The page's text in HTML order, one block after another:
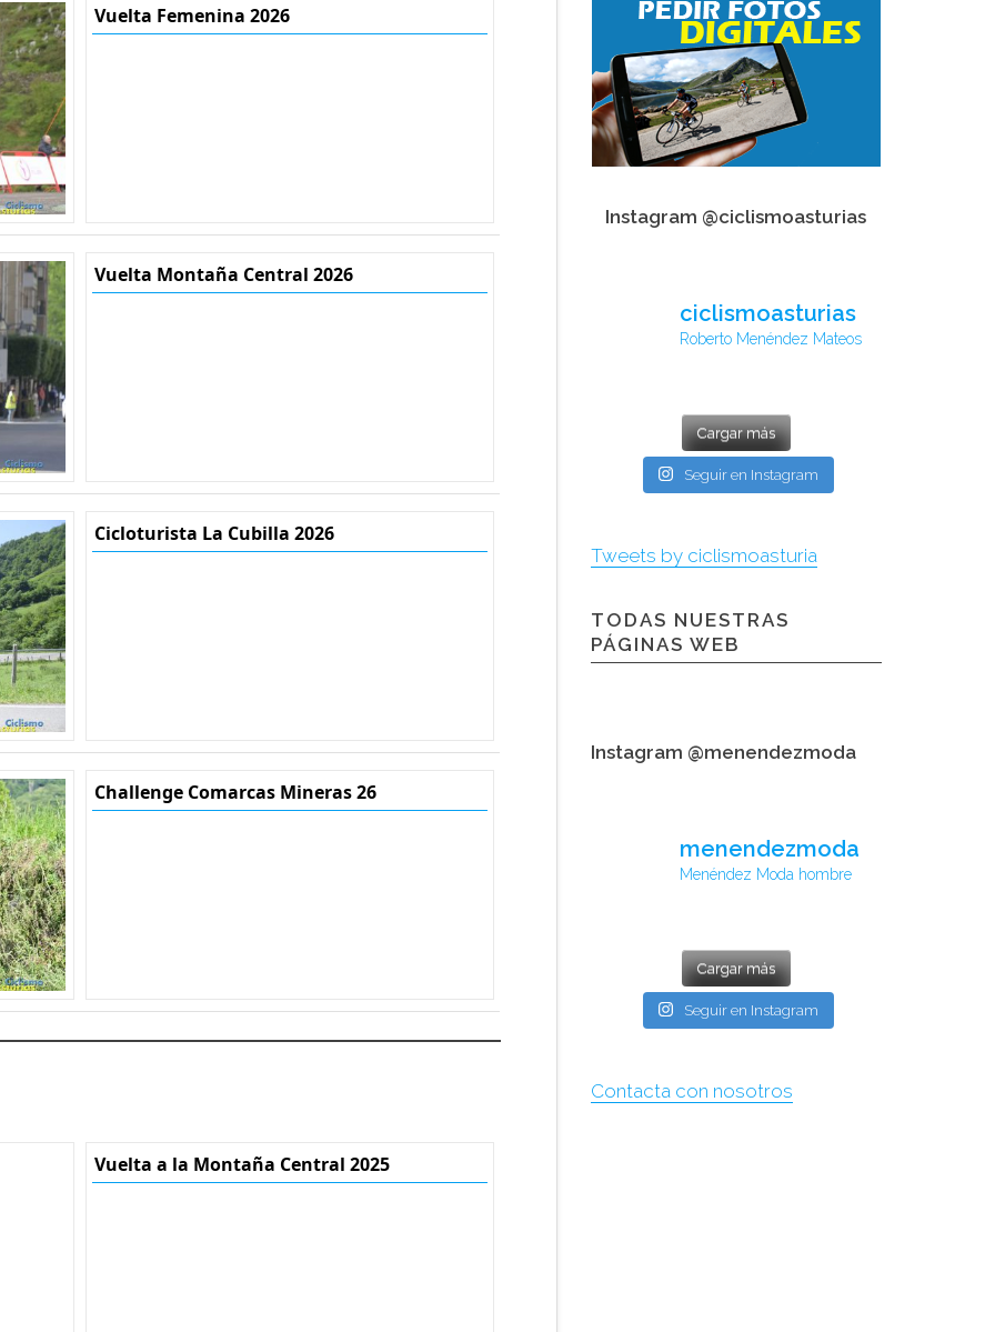
Vuelta Femenina 2026
Vuelta Montaña Central 2026
Cicloturista La Cubilla 2026
Challenge Comarcas Mineras 26
Vuelta a la Montaña Central 2025
Instagram @ciclismoasturias
ciclismoasturias
Roberto Menéndez Mateos
Cargar más
Seguir en Instagram
Tweets by ciclismoasturia
TODAS NUESTRAS
PÁGINAS WEB
Instagram @menendezmoda
menendezmoda
Menéndez Moda hombre
Cargar más
Seguir en Instagram
Contacta con nosotros